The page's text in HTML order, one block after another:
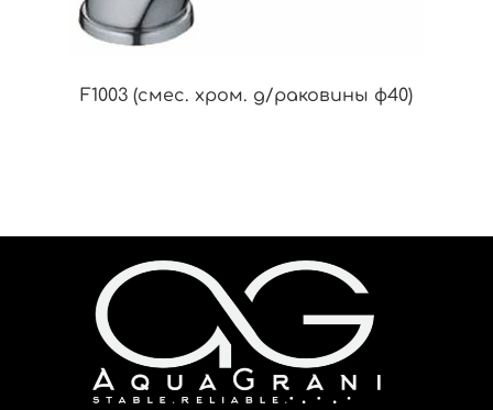
F1003 (смес. хром. д/раковины ф40)